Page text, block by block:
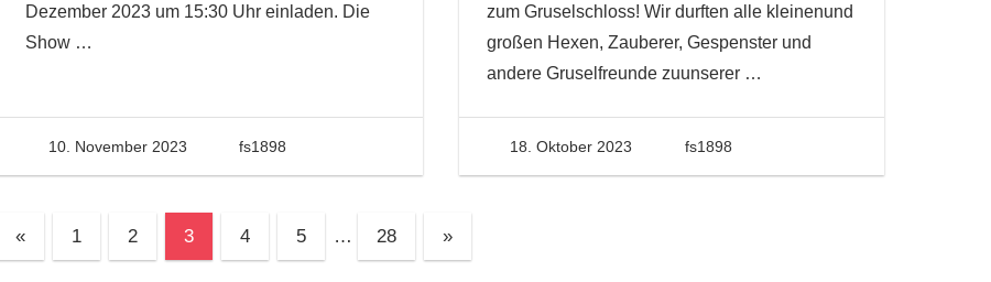
Dezember 2023 um 15:30 Uhr einladen. Die
Show …
10. November 2023 fs1898
zum Gruselschloss! Wir durften alle kleinenund
großen Hexen, Zauberer, Gespenster und
andere Gruselfreunde zuunserer …
18. Oktober 2023 fs1898
Seitennummerierung
«Vorherige
Beiträge
1 2 3 4 5 … 28
Nächste
Beiträge
»